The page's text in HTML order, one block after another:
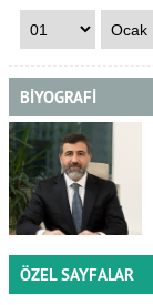
BİYOGRAFİ
ÖZEL SAYFALAR